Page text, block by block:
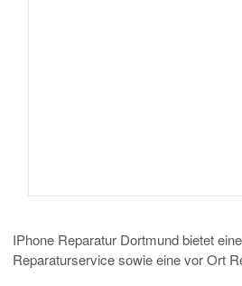
IPhone Reparatur Dortmund bietet
Reparaturservice sowie eine vor Ort